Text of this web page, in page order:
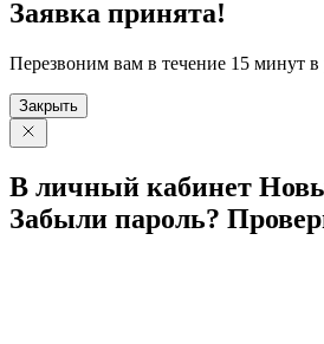
Заявка принята!
Перезвоним вам в течение 15 минут в
Закрыть
В личный кабинет
Забыли пароль?